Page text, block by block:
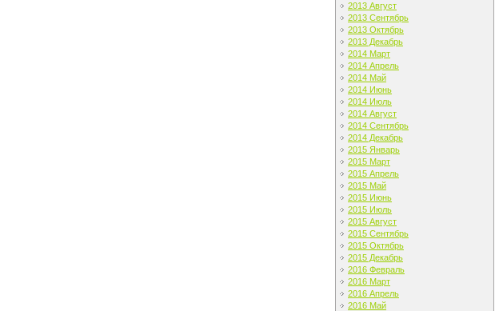
2013 Август
2013 Сентябрь
2013 Октябрь
2013 Декабрь
2014 Март
2014 Апрель
2014 Май
2014 Июнь
2014 Июль
2014 Август
2014 Сентябрь
2014 Декабрь
2015 Январь
2015 Март
2015 Апрель
2015 Май
2015 Июнь
2015 Июль
2015 Август
2015 Сентябрь
2015 Октябрь
2015 Декабрь
2016 Февраль
2016 Март
2016 Апрель
2016 Май